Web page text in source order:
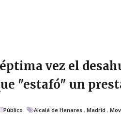
vez el
"estafó" un
Público Alcalá de Henares , Madrid ,